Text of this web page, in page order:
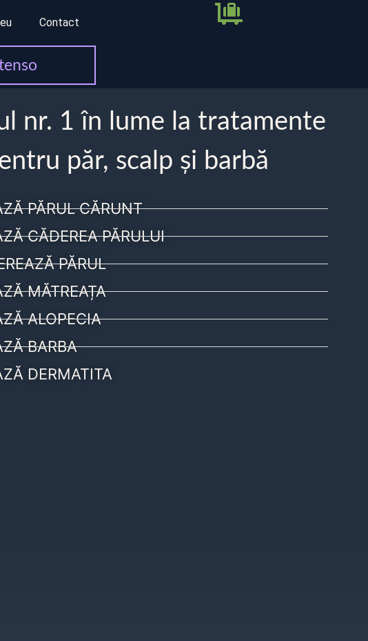
Contact
nr. 1 în lume la tratamente
păr, scalp și barbă
PĂRUL CĂRUNT
CĂDEREA PĂRULUI
PĂRUL
MĂTREAȚA
ALOPECIA
BARBA
DERMATITA